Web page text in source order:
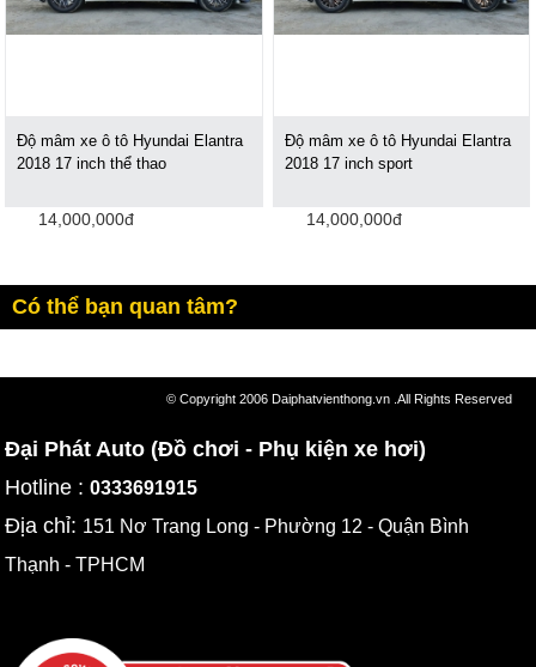
Độ mâm xe ô tô Hyundai Elantra
2018 17 inch thể thao
14,000,000đ
Độ mâm xe ô tô Hyundai Elantra
2018 17 inch sport
14,000,000đ
Có thể bạn quan tâm?
© Copyright 2006 Daiphatvienthong.vn .All Rights Reserved
Đại Phát Auto (Đồ chơi - Phụ kiện xe hơi)
Hotline :0333691915
Địa chỉ: 151 Nơ Trang Long - Phường 12 - Quận Bình
Thạnh - TPHCM